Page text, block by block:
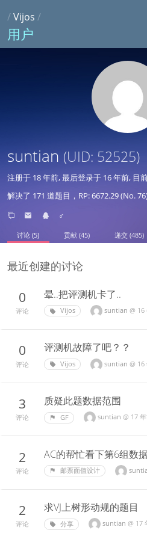
/Vijos /
用户
suntian (UID: 52525)
注册于 18 年前, 最后登录于 16 年前, 目
解决了 171 道题目，RP: 6672.29 (No.
♂
讨论 (5) 贡献 (45) 递交 (485)
最近创建的讨论
0
评论
晕..把评测机卡了..
Vijos suntian @ 16
0
评论
评测机故障了吧？？
Vijos suntian @ 16
3
评论
质疑此题数据范围
GF suntian @ 17
2
评论
AC的帮忙看下第6组数
邮票面值设计
2
评论
求VJ上树形动规的题目
分享 suntian @ 17